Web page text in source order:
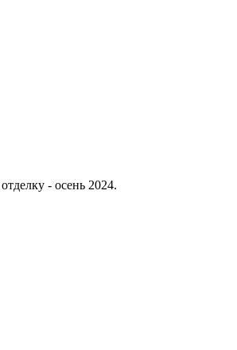
- осень 2024.